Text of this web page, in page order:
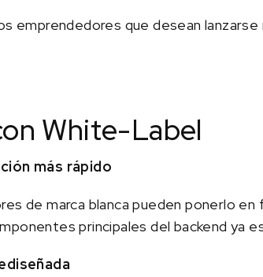
emprendedores que desean
White-Label
más rápido
de marca blanca pueden ponerlo
principales del backend ya